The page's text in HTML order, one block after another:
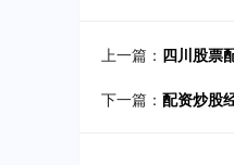
上一篇： 四川股票
下一篇： 配资炒股